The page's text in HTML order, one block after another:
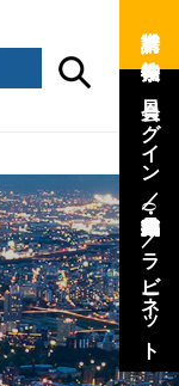
資料請求 ／
会員ログイン ／
(会員専用)
／
ラビーネット